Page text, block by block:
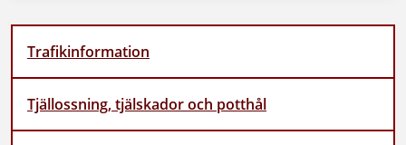
Trafikinformation
Tjällossning, tjälskador och potthål